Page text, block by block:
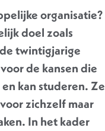
organisatie?
doel zoals
twintigjarige
de kansen die
kan studeren. Ze
zichzelf maar
In het kader